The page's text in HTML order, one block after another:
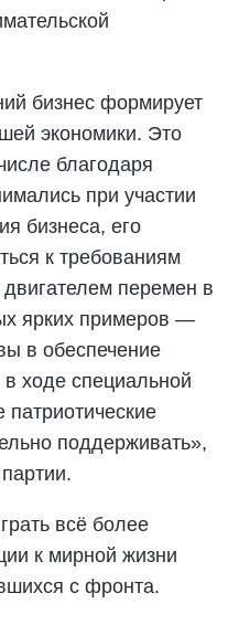
бизнес формирует
экономики. Это
благодаря
при участии
бизнеса, его
к требованиям
перемен в
ярких примеров —
в обеспечение
ходе специальной
поддерживать»,
всё более
к мирной жизни
с фронта.